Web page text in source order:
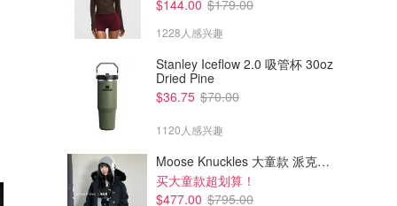
$144.00 $179.00
1228人感兴趣
Stanley Iceflow 2.0 吸管杯 30oz
Dried Pine
$36.75 $70.00
1120人感兴趣
Moose Knuckles 大童款 派克羽绒服
买大童款超划算！
$477.00 $795.00